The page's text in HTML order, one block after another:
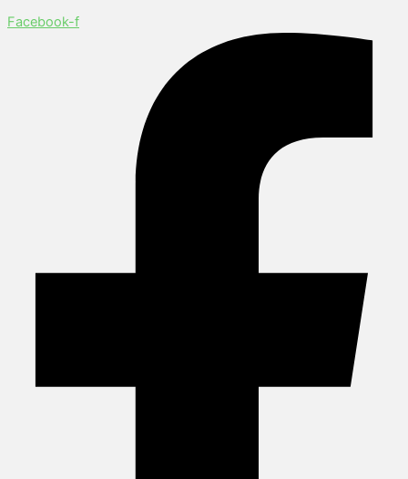
Facebook-f